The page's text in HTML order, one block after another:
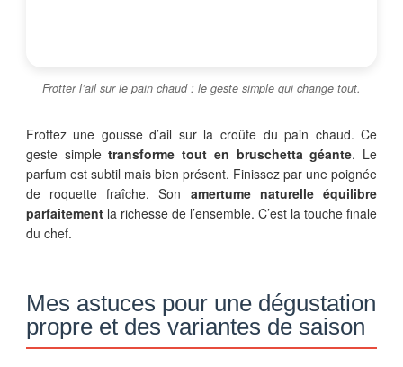
Frotter l’ail sur le pain chaud : le geste simple qui change tout.
Frottez une gousse d’ail sur la croûte du pain chaud. Ce
geste simpletransforme tout en bruschetta géante. Le
parfum est subtil mais bien présent. Finissez par une poignée
de roquette fraîche. Son amertume naturelle équilibre
parfaitementla richesse de l’ensemble. C’est la touche finale
du chef.
Mes astuces pour une dégustation
propre et des variantes de saison